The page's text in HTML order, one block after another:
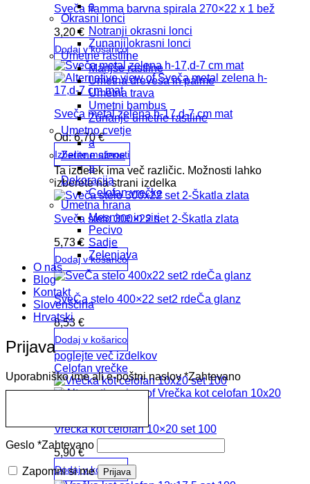
Sveča fiamma barvna spirala 270×22 x 1 bež
3,20€
Dodaj v košarico
Sveča metal zelena h-17,d-7 cm mat
Od:6,70€
Izberite možnosti
Ta izdelek ima več različic. Možnosti lahko
izberete na strani izdelka
Sveča stelo 300×22 set 2-Škatla zlata
5,73€
Dodaj v košarico
SveČa stelo 400×22 set2 rdeČa glanz
8,53 €
Dodaj v košarico
poglejte več izdelkov
Celofan vrečke
Vrečka kot celofan 10×20 set 100
5,90€
Dodaj v košarico
a
Okrasni lonci
Notranji okrasni lonci
Zunanji okrasni lonci
Umetne rastline
Manjše rastline
Umetna drevesa in palme
Umetna trava
Umetni bambus
Zunanje umetne rastline
Umetno cvetje
a
Zelene stene
a
Dekoracija
Celofan vrečke
Umetna hrana
Mesnine in siri
Pecivo
Sadje
Zelenjava
O nas
Blog
Kontakt
Slovenščina
Hrvatski
Prijava
Uporabniško ime ali e-poštni naslov*Zahtevano
Geslo *Zahtevano
Zapomni si me Prijava